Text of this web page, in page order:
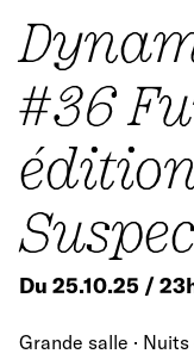
#36
Du 25.10.25 /
Grande salle ·